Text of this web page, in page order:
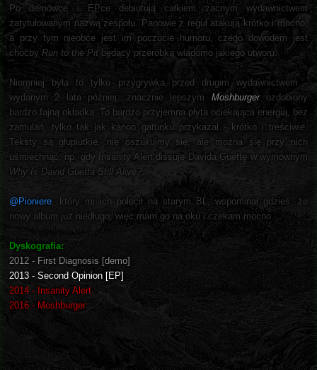
Po demówce i EPce debiutują całkiem zacnym wydawnictwem
zatytułowanym nazwą zespołu. Panowie z reguł atakują krótko i mocno,
a przy tym nieobce jest im poczucie humoru, czego dowodem jest
choćby Run to the Pit będący przeróbką wiadomo jakiego utworu.
Niemniej była to tylko przygrywka przed drugim wydawnictwem -
wydanym 2 lata później, znacznie lepszym Moshburgerozdobiony
bardzo fajną okładką. To bardzo przyjemna płyta ociekająca energią, bez
zamulań, tylko tak jak kanon gatunku przykazał - krótko i treściwie.
Teksty są głupiutkie, nie oszukujmy się, ale można się przy nich
uśmiechnąć, np. gdy Insanity Alert dissuje Davida Guettę w wymownym
Why Is David Guetta Still Alive?.
@Pioniere, który mi ich polecił na starym BL, wspominał gdzieś, że
nowy album już niedługo, więc mam go na oku i czekam mocno.
Dyskografia:
2012 - First Diagnosis [demo]
2013 - Second Opinion [EP]
2014 - Insanity Alert
2016 - Moshburger